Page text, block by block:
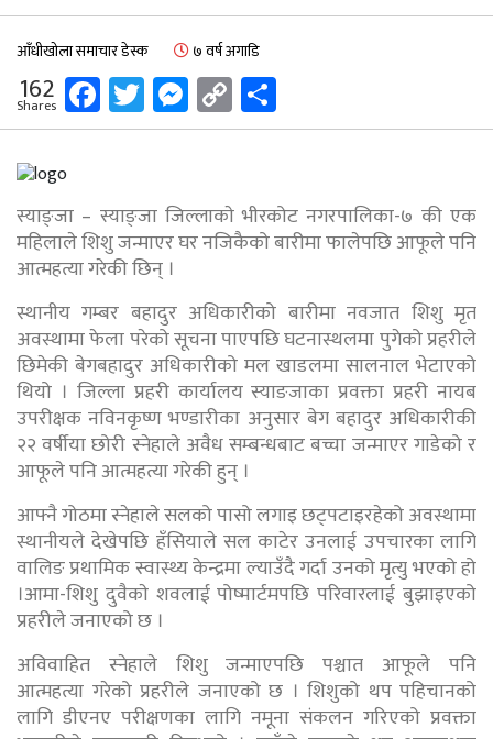
आँधीखोला समाचार डेस्क ७ वर्ष अगाडि
162
Shares Facebook
Twitter
Messenger
Copy
Link
स्याङ्जा – स्याङ्जा जिल्लाकाे भीरकोट नगरपालिका-७ की एक
महिलाले शिशु जन्माएर घर नजिकैको बारीमा फालेपछि आफूले पनि
आत्महत्या गरेकी छिन् ।
स्थानीय गम्बर बहादुर अधिकारीको बारीमा नवजात शिशु मृत
अवस्थामा फेला परेको सूचना पाएपछि घटनास्थलमा पुगेको प्रहरीले
छिमेकी बेगबहादुर अधिकारीको मल खाडलमा सालनाल भेटाएको
थियो । जिल्ला प्रहरी कार्यालय स्याङजाका प्रवक्ता प्रहरी नायब
उपरीक्षक नविनकृष्ण भण्डारीका अनुसार बेग बहादुर अधिकारीकी
२२ वर्षीया छोरी स्नेहाले अवैध सम्बन्धबाट बच्चा जन्माएर गाडेको र
आफूले पनि आत्महत्या गरेकी हुन् ।
आफ्नै गोठमा स्नेहाले सलको पासो लगाइ छट्पटाइरहेको अवस्थामा
स्थानीयले देखेपछि हँसियाले सल काटेर उनलाई उपचारका लागि
वालिङ प्रथामिक स्वास्थ्य केन्द्रमा ल्याउँदै गर्दा उनको मृत्यु भएको हो
।आमा-शिशु दुवैकाे शवलाई पोष्मार्टमपछि परिवारलाई बुझाइएको
प्रहरीले जनाएको छ ।
अविवाहित स्नेहाले शिशु जन्माएपछि पश्चात आफूले पनि
आत्महत्या गरेको प्रहरीले जनाएको छ । शिशुको थप पहिचानको
लागि डीएनए परीक्षणका लागि नमूना संकलन गरिएको प्रवक्ता